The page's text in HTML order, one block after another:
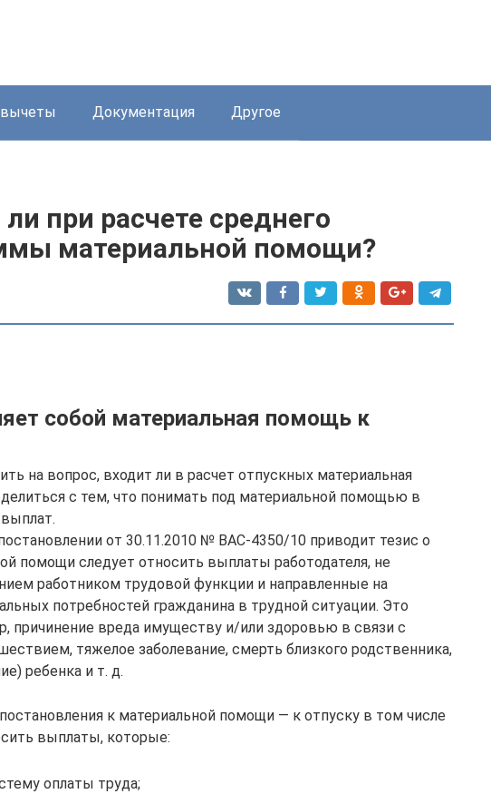
Документация Другое
при расчете среднего
материальной помощи?
собой материальная помощь к
на вопрос, входит ли в расчет отпускных материальная
с тем, что понимать под материальной помощью в
от 30.11.2010 № ВАС-4350/10 приводит тезис о
помощи следует относить выплаты работодателя, не
работником трудовой функции и направленные на
потребностей гражданина в трудной ситуации. Это
причинение вреда имуществу и/или здоровью в связи с
тяжелое заболевание, смерть близкого родственника,
ребенка и т. д.
к материальной помощи — к отпуску в том числе
выплаты, которые:
оплаты труда;